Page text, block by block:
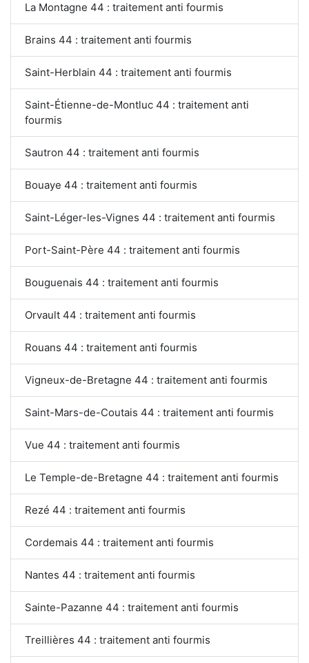
La Montagne 44 : traitement anti fourmis
Brains 44 : traitement anti fourmis
Saint-Herblain 44 : traitement anti fourmis
Saint-Étienne-de-Montluc 44 : traitement anti
fourmis
Sautron 44 : traitement anti fourmis
Bouaye 44 : traitement anti fourmis
Saint-Léger-les-Vignes 44 : traitement anti fourmis
Port-Saint-Père 44 : traitement anti fourmis
Bouguenais 44 : traitement anti fourmis
Orvault 44 : traitement anti fourmis
Rouans 44 : traitement anti fourmis
Vigneux-de-Bretagne 44 : traitement anti fourmis
Saint-Mars-de-Coutais 44 : traitement anti fourmis
Vue 44 : traitement anti fourmis
Le Temple-de-Bretagne 44 : traitement anti fourmis
Rezé 44 : traitement anti fourmis
Cordemais 44 : traitement anti fourmis
Nantes 44 : traitement anti fourmis
Sainte-Pazanne 44 : traitement anti fourmis
Treillières 44 : traitement anti fourmis